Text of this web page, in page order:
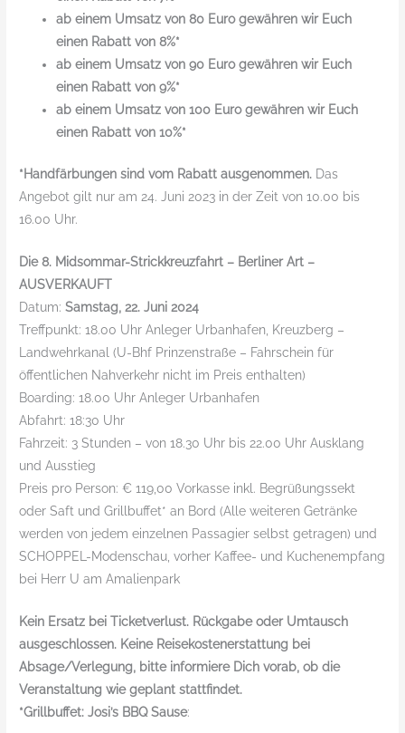
ab einem Umsatz von 80 Euro gewähren wir Euch
einen Rabatt von 8%*
ab einem Umsatz von 90 Euro gewähren wir Euch
einen Rabatt von 9%*
ab einem Umsatz von 100 Euro gewähren wir Euch
einen Rabatt von 10%*
*Handfärbungen sind vom Rabatt ausgenommen. Das
Angebot gilt nur am 24. Juni 2023 in der Zeit von 10.00 bis
16.00 Uhr.
Die 8. Midsommar-Strickkreuzfahrt – Berliner Art –
AUSVERKAUFT
Datum:Samstag, 22. Juni 2024
Treffpunkt: 18.00 Uhr Anleger Urbanhafen, Kreuzberg –
Landwehrkanal (U-Bhf Prinzenstraße – Fahrschein für
öffentlichen Nahverkehr nicht im Preis enthalten)
Boarding: 18.00 Uhr Anleger Urbanhafen
Abfahrt: 18:30 Uhr
Fahrzeit: 3 Stunden – von 18.30 Uhr bis 22.00 Uhr Ausklang
und Ausstieg
Preis pro Person: € 119,00 Vorkasse inkl. Begrüßungssekt
oder Saft und Grillbuffet* an Bord (Alle weiteren Getränke
werden von jedem einzelnen Passagier selbst getragen) und
SCHOPPEL-Modenschau, vorher Kaffee- und Kuchenempfang
bei Herr U am Amalienpark
Kein Ersatz bei Ticketverlust. Rückgabe oder Umtausch
ausgeschlossen. Keine Reisekostenerstattung bei
Absage/Verlegung, bitte informiere Dich vorab, ob die
Veranstaltung wie geplant stattfindet.
*Grillbuffet: Josi’s BBQ Sause: